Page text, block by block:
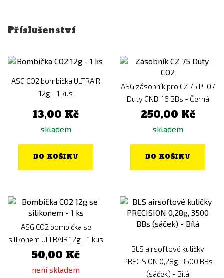
Příslušenství
ASG CO2 bombička ULTRAIR
12g - 1 kus
13,00 Kč
skladem
DO KOŠÍKU
ASG zásobník pro CZ 75 P-07
Duty GNB, 16 BBs - Černá
250,00 Kč
skladem
DO KOŠÍKU
ASG CO2 bombička se
silikonem ULTRAIR 12g - 1 kus
50,00 Kč
není skladem
BLS airsoftové kuličky
PRECISION 0,28g, 3500 BBs
(sáček) - Bílá